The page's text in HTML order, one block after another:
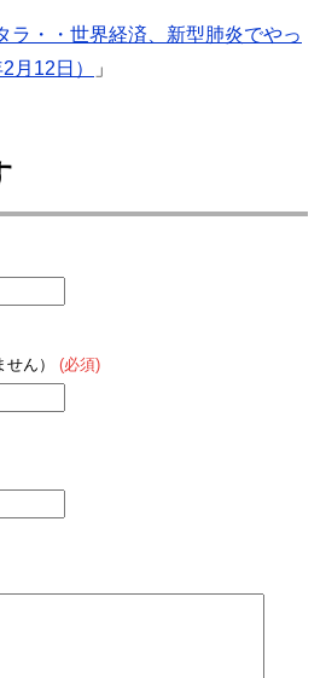
ラ・・世界経済、新型肺炎でやっ
月12日）
」
せん） (必須)